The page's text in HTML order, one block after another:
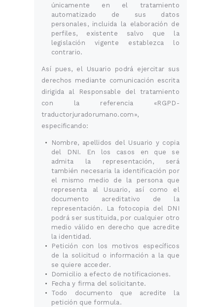
únicamente en el tratamiento
automatizado de sus datos
personales, incluida la elaboración de
perfiles, existente salvo que la
legislación vigente establezca lo
contrario.
Así pues, el Usuario podrá ejercitar sus
derechos mediante comunicación escrita
dirigida al Responsable del tratamiento
con la referencia «RGPD-
traductorjuradorumano.com»,
especificando:
Nombre, apellidos del Usuario y copia
del DNI. En los casos en que se
admita la representación, será
también necesaria la identificación por
el mismo medio de la persona que
representa al Usuario, así como el
documento acreditativo de la
representación. La fotocopia del DNI
podrá ser sustituida, por cualquier otro
medio válido en derecho que acredite
la identidad.
Petición con los motivos específicos
de la solicitud o información a la que
se quiere acceder.
Domicilio a efecto de notificaciones.
Fecha y firma del solicitante.
Todo documento que acredite la
petición que formula.